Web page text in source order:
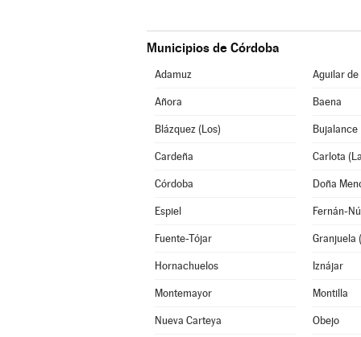
Municipios de Córdoba
Adamuz Aguilar de
Añora Baena
Blázquez (Los) Bujalance
Cardeña Carlota
Córdoba Doña
Espiel Fernán-
Fuente-Tójar Granjuela
Hornachuelos Iznájar
Montemayor Montilla
Nueva Carteya Obejo